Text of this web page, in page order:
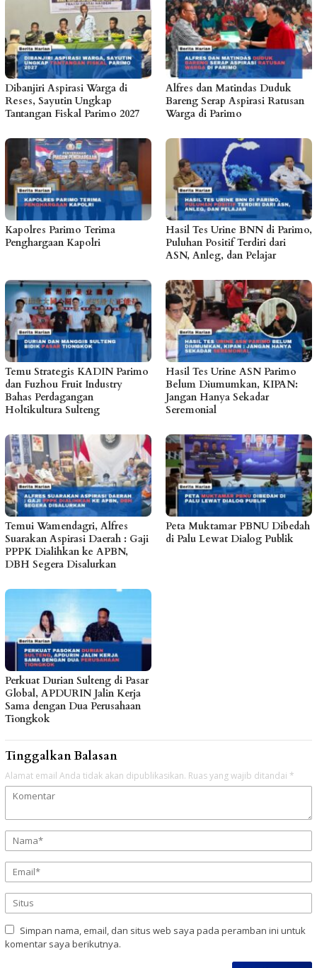
Dibanjiri Aspirasi Warga di
Reses, Sayutin Ungkap
Tantangan Fiskal Parimo 2027
Alfres dan Matindas Duduk
Bareng Serap Aspirasi Ratusan
Warga di Parimo
Kapolres Parimo Terima
Penghargaan Kapolri
Hasil Tes Urine BNN di Parimo,
Puluhan Positif Terdiri dari
ASN, Anleg, dan Pelajar
Temu Strategis KADIN Parimo
dan Fuzhou Fruit Industry
Bahas Perdagangan
Holtikultura Sulteng
Hasil Tes Urine ASN Parimo
Belum Diumumkan, KIPAN:
Jangan Hanya Sekadar
Seremonial
Temui Wamendagri, Alfres
Suarakan Aspirasi Daerah : Gaji
PPPK Dialihkan ke APBN,
DBH Segera Disalurkan
Peta Muktamar PBNU Dibedah
di Palu Lewat Dialog Publik
Perkuat Durian Sulteng di Pasar
Global, APDURIN Jalin Kerja
Sama dengan Dua Perusahaan
Tiongkok
Tinggalkan Balasan
Alamat email Anda tidak akan dipublikasikan. Ruas yang wajib ditandai *
Simpan nama, email, dan situs web saya pada peramban ini untuk
komentar saya berikutnya.